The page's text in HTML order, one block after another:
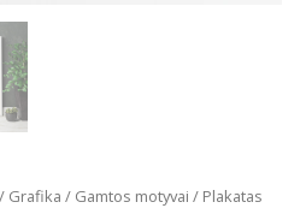
/ Grafika / Gamtos motyvai / Plakatas